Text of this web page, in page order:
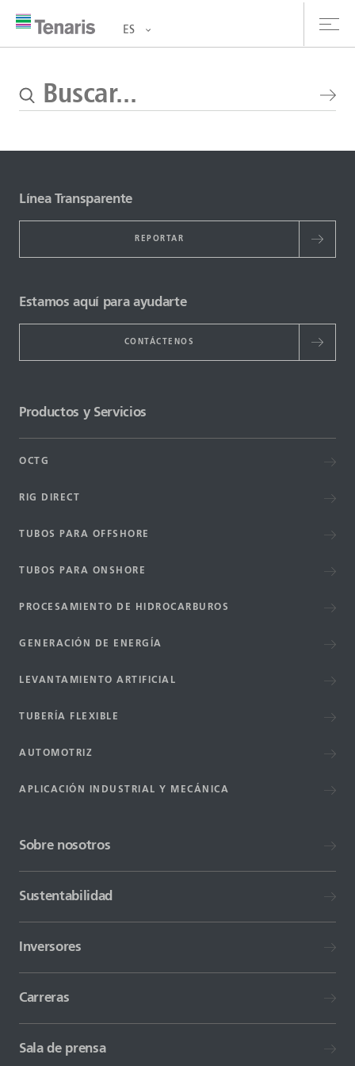
y Servicios
ES
Línea Transparente
REPORTAR
Estamos aquí para ayudarte
CONTÁCTENOS
Productos y Servicios
OCTG
RIG DIRECT
TUBOS PARA OFFSHORE
TUBOS PARA ONSHORE
PROCESAMIENTO DE HIDROCARBUROS
GENERACIÓN DE ENERGÍA
LEVANTAMIENTO ARTIFICIAL
TUBERÍA FLEXIBLE
AUTOMOTRIZ
APLICACIÓN INDUSTRIAL Y MECÁNICA
Sobre nosotros
Sustentabilidad
Inversores
Carreras
Sala de prensa